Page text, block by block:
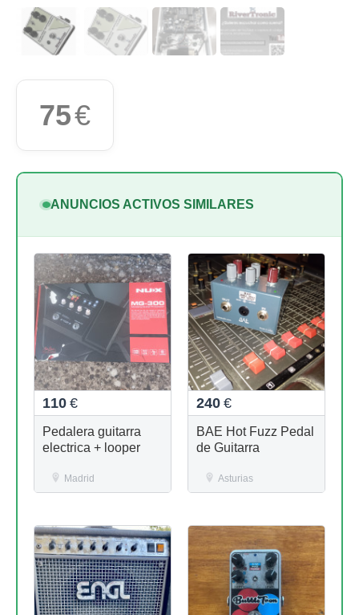
75€
ANUNCIOS ACTIVOS SIMILARES
110 €
Pedalera guitarra
electrica + looper
Madrid
240 €
BAE Hot Fuzz Pedal
de Guitarra
Asturias